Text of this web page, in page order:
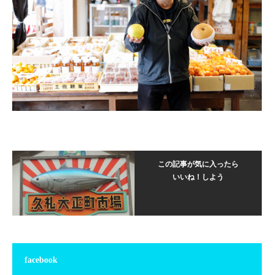
この記事が気に入ったら
いいね！しよう
facebook